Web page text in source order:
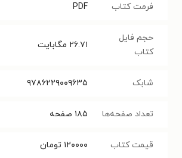
فرمت کتاب PDF
حجم فایل
کتاب
۲۶.۷۱ مگابایت
شابک ۹۷۸۶۲۲۹۰۰۹۶۳۵
تعداد صفحه‌ها ۱۸۵ صفحه
قیمت کتاب ۱۲۰۰۰۰ تومان